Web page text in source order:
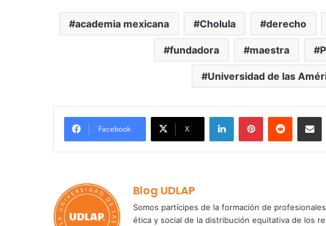
academia mexicana Cholula derecho
fundadora maestra
Universidad de las
Facebook X
LinkedInPinterestReddit
Blog UDLAP
Somos partícipes de la formación de
ética y social de la distribución equitativa de los